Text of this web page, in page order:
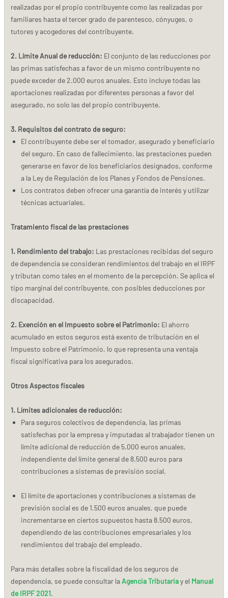
realizadas por el propio contribuyente como las realizadas por
familiares hasta el tercer grado de parentesco, cónyuges, o
tutores y acogedores del contribuyente.
2. Límite Anual de reducción: El conjunto de las reducciones por
las primas satisfechas a favor de un mismo contribuyente no
puede exceder de 2.000 euros anuales. Esto incluye todas las
aportaciones realizadas por diferentes personas a favor del
asegurado, no solo las del propio contribuyente.
3. Requisitos del contrato de seguro:
El contribuyente debe ser el tomador, asegurado y beneficiario
del seguro. En caso de fallecimiento, las prestaciones pueden
generarse en favor de los beneficiarios designados, conforme
a la Ley de Regulación de los Planes y Fondos de Pensiones.
Los contratos deben ofrecer una garantía de interés y utilizar
técnicas actuariales.
Tratamiento fiscal de las prestaciones
1. Rendimiento del trabajo: Las prestaciones recibidas del seguro
de dependencia se consideran rendimientos del trabajo en el IRPF
y tributan como tales en el momento de la percepción. Se aplica el
tipo marginal del contribuyente, con posibles deducciones por
discapacidad.
2. Exención en el Impuesto sobre el Patrimonio: El ahorro
acumulado en estos seguros está exento de tributación en el
Impuesto sobre el Patrimonio, lo que representa una ventaja
fiscal significativa para los asegurados.
Otros Aspectos fiscales
1. Límites adicionales de reducción:
Para seguros colectivos de dependencia, las primas
satisfechas por la empresa y imputadas al trabajador tienen un
límite adicional de reducción de 5.000 euros anuales,
independiente del límite general de 8.500 euros para
contribuciones a sistemas de previsión social.
El límite de aportaciones y contribuciones a sistemas de
previsión social es de 1.500 euros anuales, que puede
incrementarse en ciertos supuestos hasta 8.500 euros,
dependiendo de las contribuciones empresariales y los
rendimientos del trabajo del empleado.
Para más detalles sobre la fiscalidad de los seguros de
dependencia, se puede consultar laAgencia Tributariay el Manual
de IRPF 2021.